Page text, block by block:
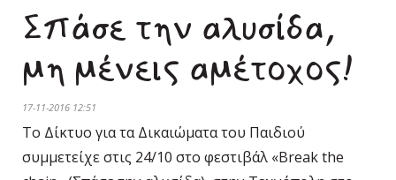
Σπάσε την αλυσίδα,
μη μένεις αμέτοχος!
17-11-2016 12:51
Το Δίκτυο για τα Δικαιώματα του Παιδιού
συμμετείχε στις 24/10 στο φεστιβάλ «Break the